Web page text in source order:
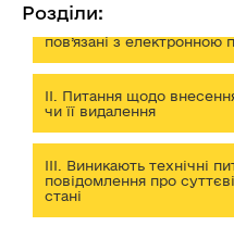
Розділи:
I. Особливості
пов’язані з електронною
II. Питання щодо
чи її видалення
III. Виникають технічні
повідомлення про
стані